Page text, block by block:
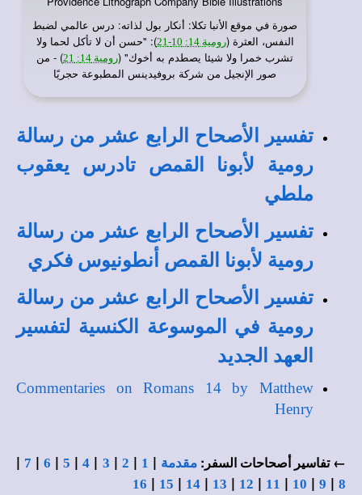
صورة في موقع الأنبا تكلا: أنكار بول لذاته: درس عالمي لضبط
النفس، العثرة (رومية 14: 10-21
): "حسن أن لا تأكل لحما ولا
تشرب خمرا ولا شيئا يصطدم به أخوك" (رومية 14: 21
) - من
صور الإنجيل من شركة بروفيدينس المطبوعة حجريًا
تفسير الأصحاح الرابع عشر من رسالة
رومية لأبونا القمص تادرس يعقوب
ملطي
تفسير الأصحاح الرابع عشر من رسالة
رومية لأبونا القمص أنطونيوس فكري
تفسير الأصحاح الرابع عشر من رسالة
رومية في الموسوعة الكنسية لتفسير
العهد الجديد
Commentaries on Romans 14 by Matthew
Henry
← تفاسير أصحاحات السفر:مقدمة |
1
|
2
|
3
|
4
|
5
|
6
|
7
|
8
|
9
|
10
|
11
|
12
|
13
|
14
|
15
|
16